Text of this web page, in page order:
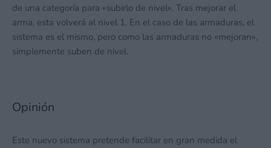
de una categoría para «subirlo de nivel». Tras mejorar el
arma, esta volverá al nivel 1. En el caso de las armaduras, el
sistema es el mismo, pero como las armaduras no «mejoran»,
simplemente suben de nivel.
Opinión
Este nuevo sistema pretende facilitar en gran medida el